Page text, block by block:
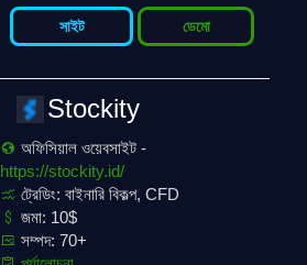
সাইট ডেমো
Stockity
অফিসিয়াল ওয়েবসাইট -
https://stockity.id/
ট্রেডিং: বাইনারি বিকল্প, CFD
জমা: 10$
সম্পদ: 70+